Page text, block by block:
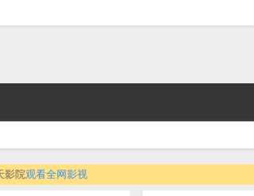
影院观看全网影视